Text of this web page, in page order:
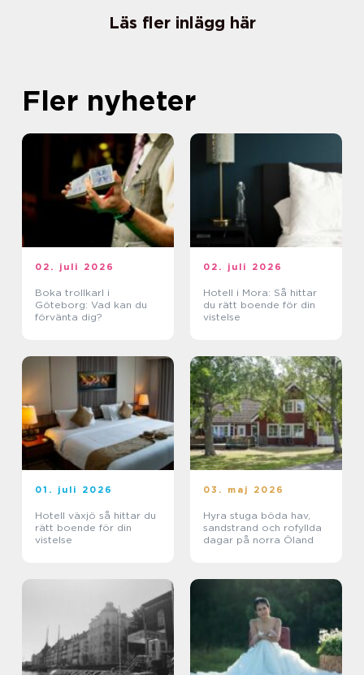
Läs fler inlägg här
Fler nyheter
02. juli 2026
Boka trollkarl i
Göteborg: Vad kan du
förvänta dig?
02. juli 2026
Hotell i Mora: Så hittar
du rätt boende för din
vistelse
01. juli 2026
Hotell växjö så hittar du
rätt boende för din
vistelse
03. maj 2026
Hyra stuga böda hav,
sandstrand och rofyllda
dagar på norra Öland